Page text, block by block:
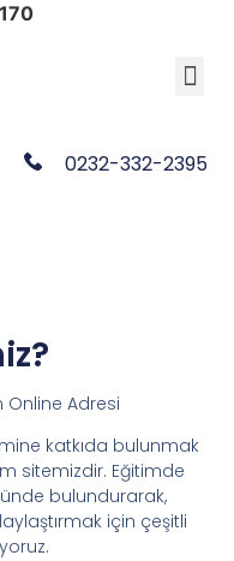
0232-332-2395
Online Adresi
katkıda bulunmak
sitemizdir. Eğitimde
bulundurarak,
için çeşitli